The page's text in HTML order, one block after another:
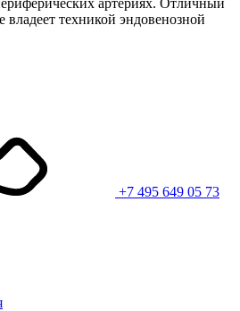
владеет техникой эндовенозной
+7 495 649 05 73